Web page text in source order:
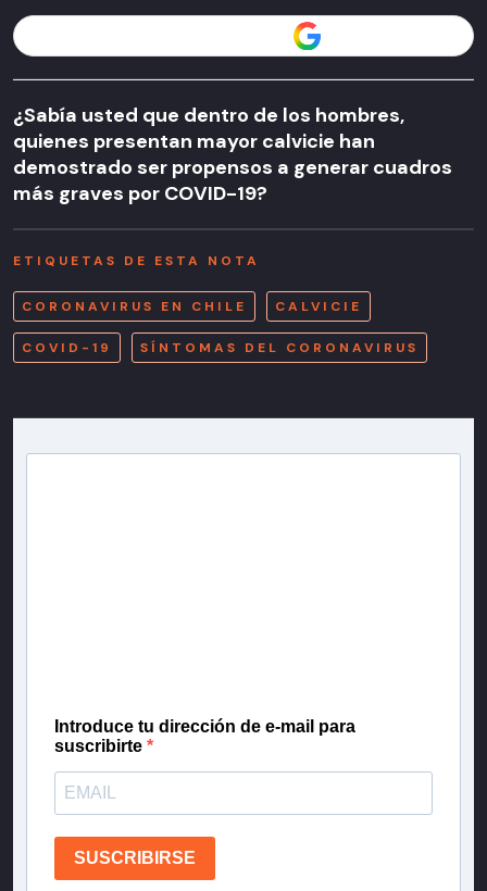
¿Sabía usted que dentro de los hombres,
quienes presentan mayor calvicie han
demostrado ser propensos a generar cuadros
más graves por COVID-19?
ETIQUETAS DE ESTA NOTA
CORONAVIRUS EN CHILE CALVICIE
COVID-19 SÍNTOMAS DEL CORONAVIRUS
Introduce tu dirección de e-mail para
suscribirte
SUSCRIBIRSE